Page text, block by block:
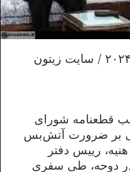
قطعنامه شورای
بر ضرورت آتش‌بس
رییس دفتر
دوحه، طی سفری